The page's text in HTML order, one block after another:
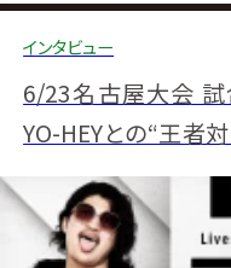
インタビュー
6/23名古屋大会 試
YO-HEYとの“王者
拳王戦へ余裕しゃく